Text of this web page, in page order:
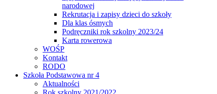
narodowej
Rekrutacja i zapisy dzieci do szkoły
Dla klas ósmych
Podręczniki rok szkolny 2023/24
Karta rowerowa
WOŚP
Kontakt
RODO
Szkoła Podstawowa nr 4
Aktualności
Rok szkolny 2021/2022